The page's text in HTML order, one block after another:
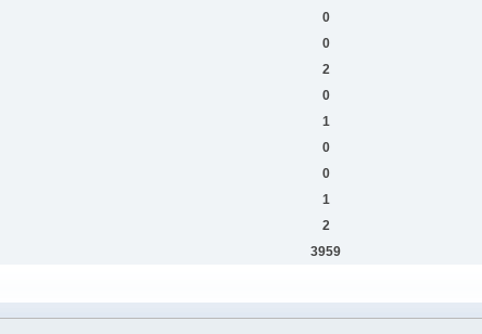
0
0
2
0
1
0
0
1
2
3959